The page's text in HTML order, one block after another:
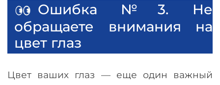
Ошибка №3. Не
обращаете внимания на
цвет глаз
Цвет ваших глаз —еще один важный